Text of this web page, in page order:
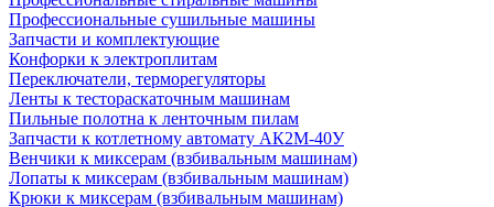
Профессиональные сушильные машины
Запчасти и комплектующие
Конфорки к электроплитам
Переключатели, терморегуляторы
Ленты к тестораскаточным машинам
Пильные полотна к ленточным пилам
Запчасти к котлетному автомату АК2М-40У
Венчики к миксерам (взбивальным машинам)
Лопаты к миксерам (взбивальным машинам)
Крюки к миксерам (взбивальным машинам)